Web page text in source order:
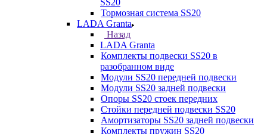
SS20
Тормозная система SS20
LADA Granta
Назад
LADA Granta
Комплекты подвески SS20 в
разобранном виде
Модули SS20 передней подвески
Модули SS20 задней подвески
Опоры SS20 стоек передних
Стойки передней подвески SS20
Амортизаторы SS20 задней подвески
Комплекты пружин SS20